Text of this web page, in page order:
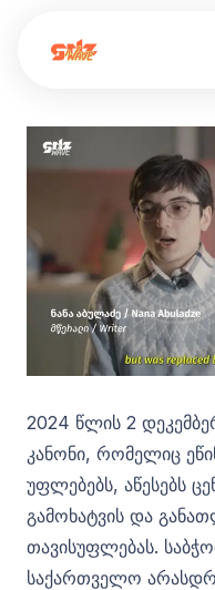
2024 წლის 2
კანონი, რომელიც
უფლებებს, აწესებს
გამოხატვის და
თავისუფლებას.
საქართველო